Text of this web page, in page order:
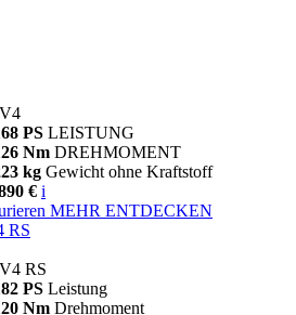
PS LEISTUNG
Nm DREHMOMENT
kg Gewicht ohne Kraftstoff
€ i
MEHR ENTDECKEN
RS
RS
PS Leistung
Nm Drehmoment